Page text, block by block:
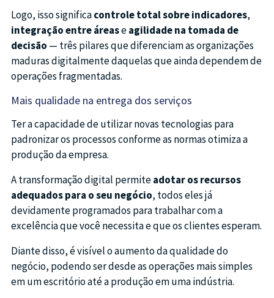
Logo, isso significacontrole total sobre indicadores,
integração entre áreaseagilidade na tomada de
decisão — três pilares que diferenciam as organizações
maduras digitalmente daquelas que ainda dependem de
operações fragmentadas.
Mais qualidade na entrega dos serviços
Ter a capacidade de utilizar novas tecnologias para
padronizar os processos conforme as normas otimiza a
produção da empresa.
A transformação digital permiteadotar os recursos
adequados para o seu negócio, todos eles já
devidamente programados para trabalhar com a
excelência que você necessita e que os clientes esperam.
Diante disso, é visível o aumento da qualidade do
negócio, podendo ser desde as operações mais simples
em um escritório até a produção em uma indústria.